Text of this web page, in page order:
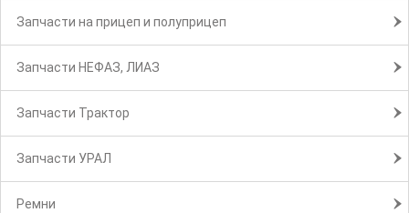
Запчасти на прицеп и полуприцеп
Запчасти НЕФАЗ, ЛИАЗ
Запчасти Трактор
Запчасти УРАЛ
Ремни